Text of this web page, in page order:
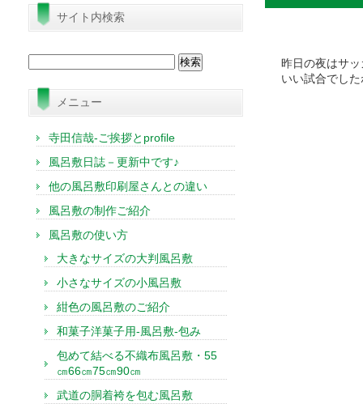
昨日の夜はサ
いい試合でし
サイト内検索
メニュー
寺田信哉-ご挨拶とprofile
風呂敷日誌－更新中です♪
他の風呂敷印刷屋さんとの違い
風呂敷の制作ご紹介
風呂敷の使い方
大きなサイズの大判風呂敷
小さなサイズの小風呂敷
紺色の風呂敷のご紹介
和菓子洋菓子用-風呂敷-包み
包めて結べる不織布風呂敷・55
㎝66㎝75㎝90㎝
武道の胴着袴を包む風呂敷